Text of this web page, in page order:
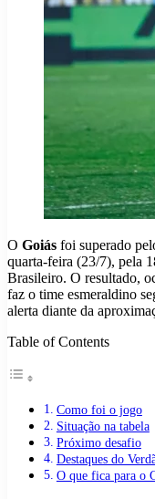
O Goiás foi superado
quarta-feira (23/7), pela
Brasileiro. O resultado,
faz o time esmeraldino
alerta diante da
Table of Contents
Como foi o jogo
Situação na tabela
Próximo desafio
Destaques do
O que fica para o